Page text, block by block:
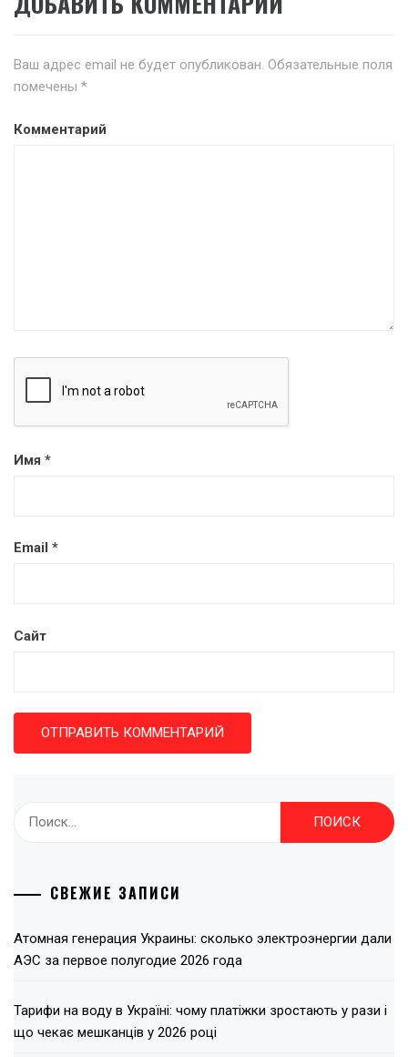
Ваш адрес email не будет опубликован. Обязательные поля
помечены *
Комментарий
Имя *
Email *
Сайт
СВЕЖИЕ ЗАПИСИ
Атомная генерация Украины: сколько электроэнергии дали
АЭС за первое полугодие 2026 года
Тарифи на воду в Україні: чому платіжки зростають у рази і
що чекає мешканців у 2026 році